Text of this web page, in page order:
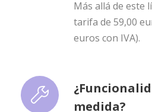
Más allá de este
tarifa de 59,00
euros con IVA).
medida?